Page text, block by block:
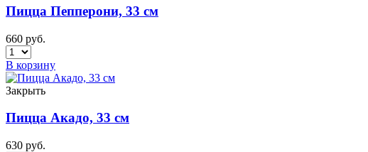
Пицца Пепперони, 33 см
660 руб.
В корзину
Закрыть
Пицца Акадо, 33 см
630 руб.